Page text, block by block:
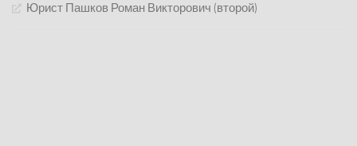
Юрист Пашков Роман Викторович (второй)